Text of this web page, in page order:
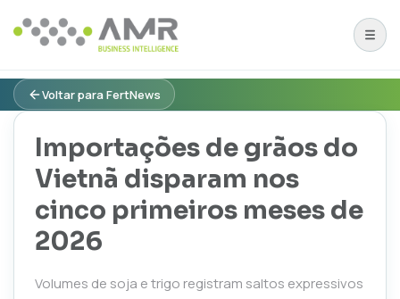
Voltar para FertNews
Importações de grãos do
Vietnã disparam nos
cinco primeiros meses de
2026
Volumes de soja e trigo registram saltos expressivos